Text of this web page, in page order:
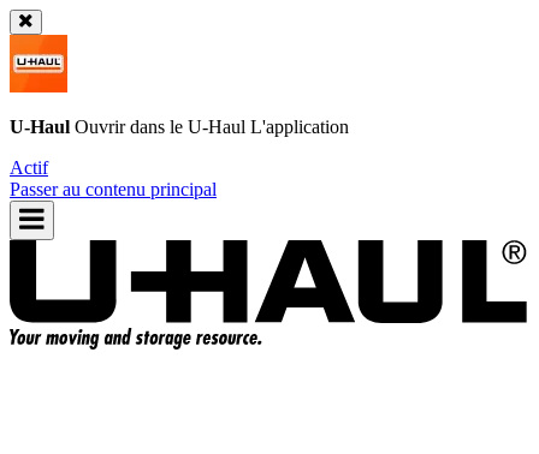
U-Haul Ouvrir dans le U-Haul L'application
Actif
Passer au contenu principal